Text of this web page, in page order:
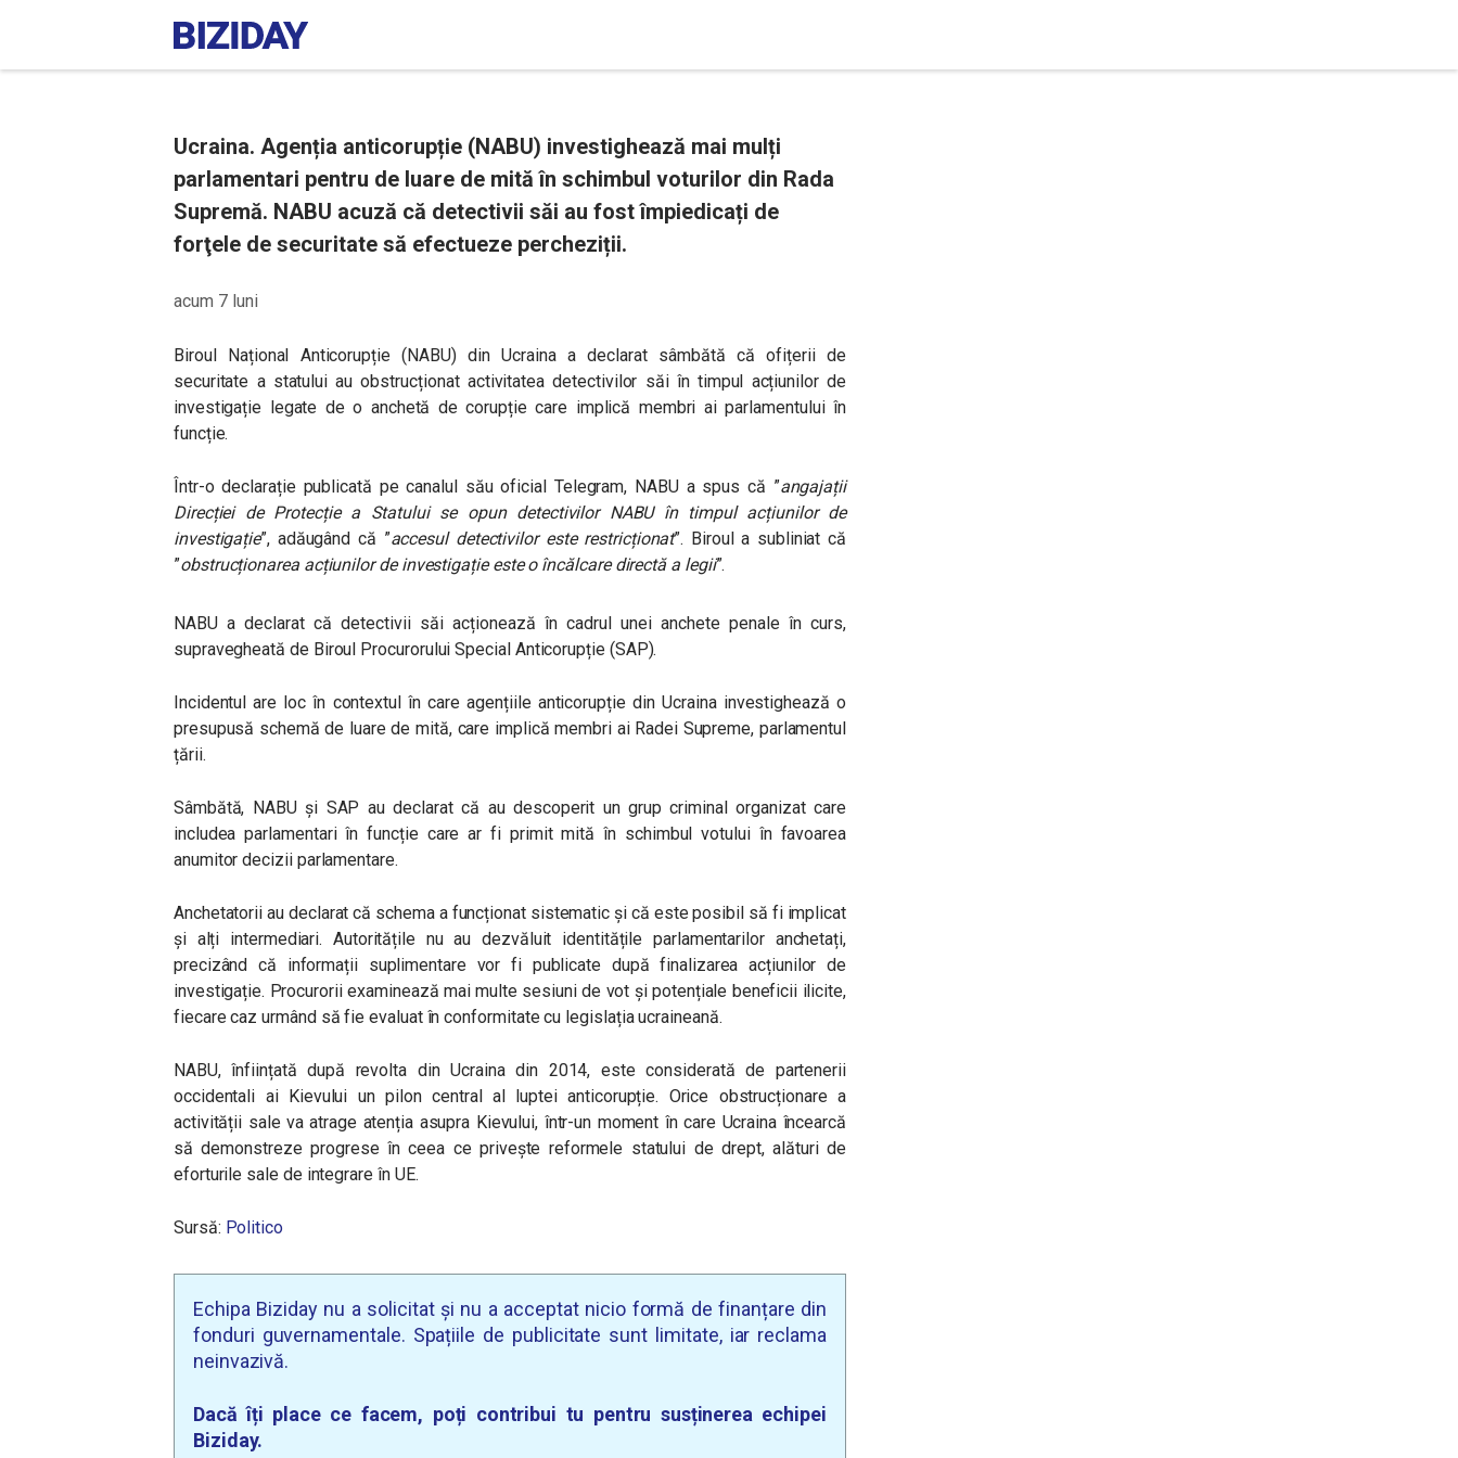
Ucraina. Agenția anticorupție (NABU) investighează mai mulți
parlamentari pentru de luare de mită în schimbul voturilor din Rada
Supremă. NABU acuză că detectivii săi au fost împiedicați de
forţele de securitate să efectueze percheziții.
acum 7 luni
Biroul Național Anticorupție (NABU) din Ucraina a declarat sâmbătă că ofițerii de
securitate a statului au obstrucționat activitatea detectivilor săi în timpul acțiunilor de
investigație legate de o anchetă de corupție care implică membri ai parlamentului în
funcție.
Într-o declarație publicată pe canalul său oficial Telegram, NABU a spus că ”angajații
Direcției de Protecție a Statului se opun detectivilor NABU în timpul acțiunilor de
investigație”, adăugând că ”accesul detectivilor este restricționat”. Biroul a subliniat că
”obstrucționarea acțiunilor de investigație este o încălcare directă a legii”.
NABU a declarat că detectivii săi acționează în cadrul unei anchete penale în curs,
supravegheată de Biroul Procurorului Special Anticorupție (SAP).
Incidentul are loc în contextul în care agențiile anticorupție din Ucraina investighează o
presupusă schemă de luare de mită, care implică membri ai Radei Supreme, parlamentul
țării.
Sâmbătă, NABU și SAP au declarat că au descoperit un grup criminal organizat care
includea parlamentari în funcție care ar fi primit mită în schimbul votului în favoarea
anumitor decizii parlamentare.
Anchetatorii au declarat că schema a funcționat sistematic și că este posibil să fi implicat
și alți intermediari. Autoritățile nu au dezvăluit identitățile parlamentarilor anchetați,
precizând că informații suplimentare vor fi publicate după finalizarea acțiunilor de
investigație. Procurorii examinează mai multe sesiuni de vot și potențiale beneficii ilicite,
fiecare caz urmând să fie evaluat în conformitate cu legislația ucraineană.
NABU, înființată după revolta din Ucraina din 2014, este considerată de partenerii
occidentali ai Kievului un pilon central al luptei anticorupție. Orice obstrucționare a
activității sale va atrage atenția asupra Kievului, într-un moment în care Ucraina încearcă
să demonstreze progrese în ceea ce privește reformele statului de drept, alături de
eforturile sale de integrare în UE.
Sursă: Politico
Echipa Biziday nu a solicitat și nu a acceptat nicio formă de finanțare din
fonduri guvernamentale. Spațiile de publicitate sunt limitate, iar reclama
neinvazivă.
Dacă îți place ce facem, poți contribui tu pentru susținerea echipei
Biziday.